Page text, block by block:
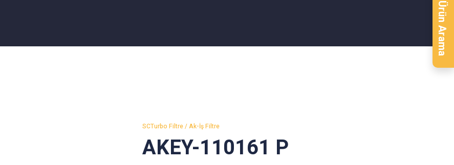
Ürün Arama
SCTurbo Filtre / Ak-İş Filtre
AKEY-110161 P